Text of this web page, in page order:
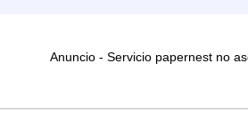
Anuncio - Servicio papernest no